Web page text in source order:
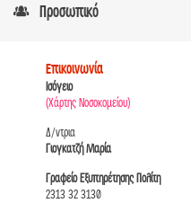
Προσωπικό
Επικοινωνία
Ισόγειο
(Χάρτης Νοσοκομείου)
Δ/ντρια
Γιογκατζή Μαρία
Γραφείο Εξυπηρέτησης Πολίτη
2313 32 3130